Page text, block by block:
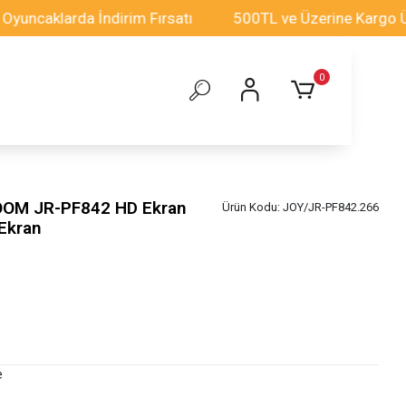
İndirim Fırsatı 500TL ve Üzerine Kargo
0
JR-PF842 HD Ekran
Ürün Kodu: JOY/JR-PF842.266